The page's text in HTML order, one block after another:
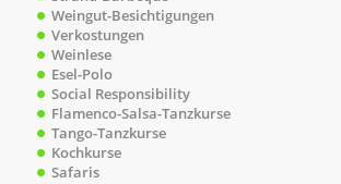
Weingut-Besichtigungen
Verkostungen
Weinlese
Esel-Polo
Social Responsibility
Flamenco-Salsa-Tanzkurse
Tango-Tanzkurse
Kochkurse
Safaris